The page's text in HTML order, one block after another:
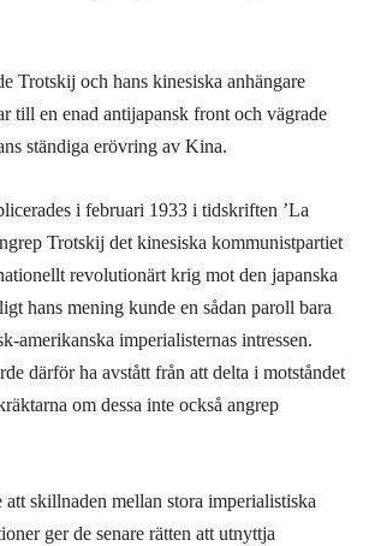
Trotskij och hans kinesiska anhängare
till en enad antijapansk front och vägrade
ständiga erövring av Kina.
i februari 1933 i tidskriften ’La
Trotskij det kinesiska kommunistpartiet
revolutionärt krig mot den japanska
hans mening kunde en sådan paroll bara
amerikanska imperialisternas intressen.
därför ha avstått från att delta i motståndet
om dessa inte också angrep
skillnaden mellan stora imperialistiska
ger de senare rätten att utnyttja